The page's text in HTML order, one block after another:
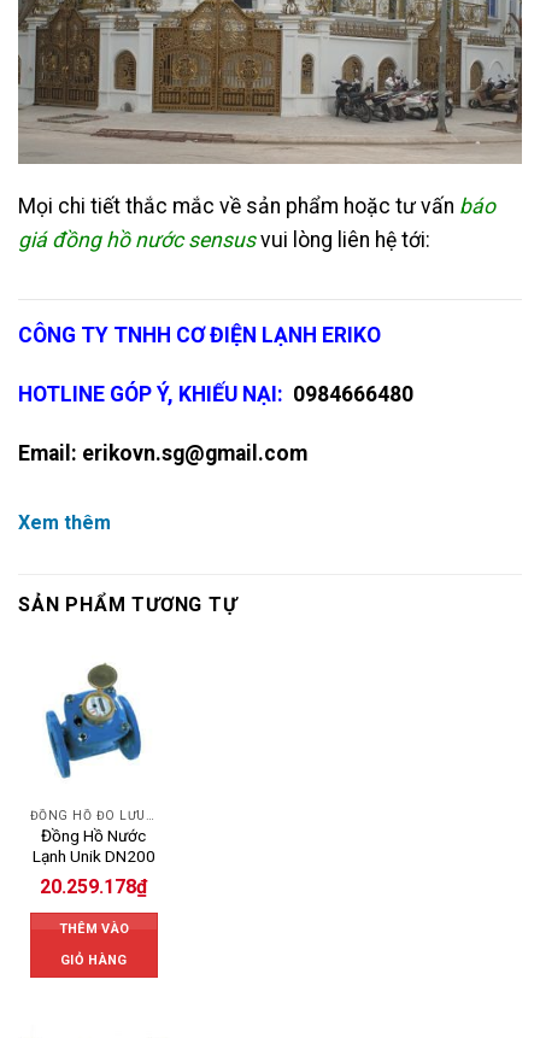
Mọi chi tiết thắc mắc về sản phẩm hoặc tư vấn báo
giá đồng hồ nước sensusvui lòng liên hệ tới:
CÔNG TY TNHH CƠ ĐIỆN LẠNH ERIKO
HOTLINE GÓP Ý, KHIẾU NẠI: 0984666480
Email: erikovn.sg@gmail.com
Xem thêm
SẢN PHẨM TƯƠNG TỰ
Đồng Hồ Nước
Lạnh Unik DN200
20.259.178₫
THÊM VÀO
GIỎ HÀNG